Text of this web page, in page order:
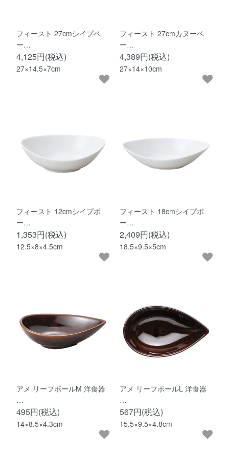
フィースト 27cmシイプベ
ー…
4,125円(税込)
27×14.5×7cm
フィースト 27cmカヌーベ
ー…
4,389円(税込)
27×14×10cm
フィースト 12cmシイプボ
ー…
1,353円(税込)
12.5×8×4.5cm
フィースト 18cmシイプボ
ー…
2,409円(税込)
18.5×9.5×5cm
アメ リーフボールM 洋食器
…
495円(税込)
14×8.5×4.3cm
アメ リーフボールL 洋食器
…
567円(税込)
15.5×9.5×4.8cm